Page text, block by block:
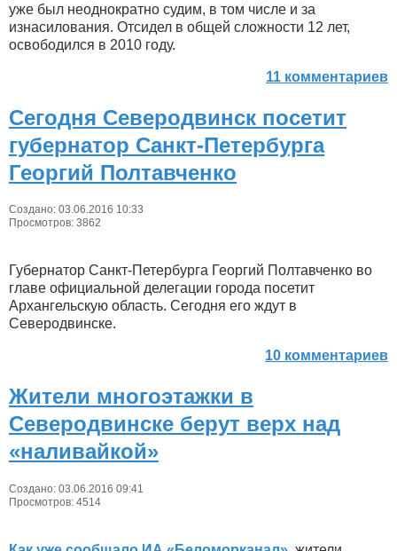
уже был неоднократно судим, в том числе и за
изнасилования. Отсидел в общей сложности 12 лет,
освободился в 2010 году.
11 комментариев
Сегодня Северодвинск посетит
губернатор Санкт-Петербурга
Георгий Полтавченко
Создано: 03.06.2016 10:33
Просмотров: 3862
Губернатор Санкт-Петербурга Георгий Полтавченко во
главе официальной делегации города посетит
Архангельскую область. Сегодня его ждут в
Северодвинске.
10 комментариев
Жители многоэтажки в
Северодвинске берут верх над
«наливайкой»
Создано: 03.06.2016 09:41
Просмотров: 4514